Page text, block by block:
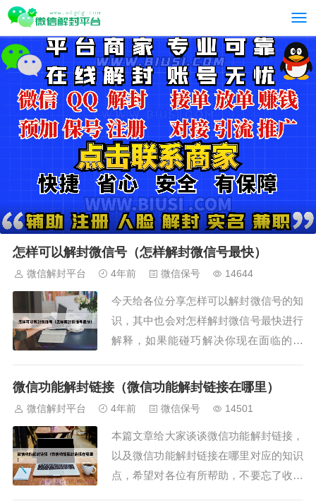
怎样可以解封微信号（怎样解封微信号最快）
微信解封平台 4年前 微信保号 14644
今天给各位分享怎样可以解封微信号的知
识，其中也会对怎样解封微信号最快进行
解释，如果能碰巧解决你现在面临的问
现在开始吧！本文目录一览：1、微信账
微信功能解封链接（微信功能解封链接在哪里）
微信解封平台 4年前 微信保号 14501
本篇文章给大家谈谈微信功能解封链接，
以及微信功能解封链接在哪里对应的知识
点，希望对各位有所帮助，不要忘了收藏